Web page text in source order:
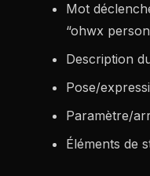
Mot
“ohwx
Description
Pose/
Paramètre/
Éléments de